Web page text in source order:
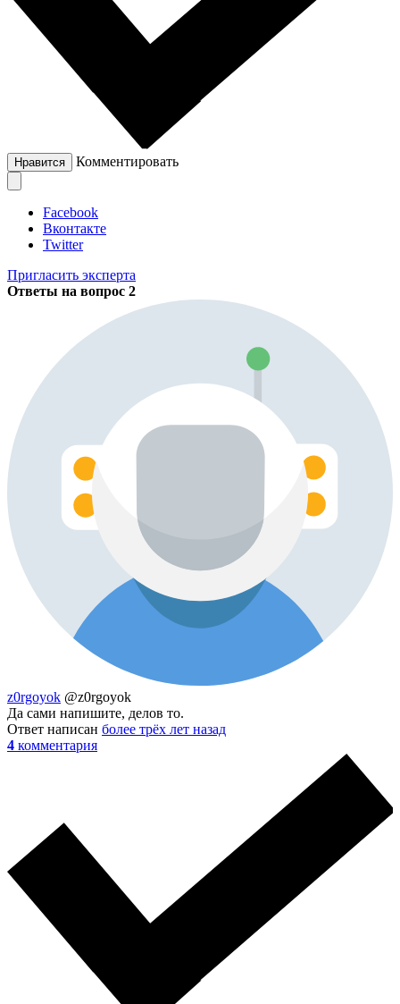
Нравится Комментировать
Facebook
Вконтакте
Twitter
Пригласить эксперта
Ответы на вопрос 2
z0rgoyok @z0rgoyok
Да сами напишите, делов то.
Ответ написан более трёх лет назад
4 комментария